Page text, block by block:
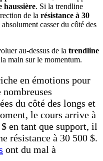
haussière. Si la trendline
de la résistance à 30
casser du côté des
au-dessus de la trendline
main sur le momentum.
en émotions pour
du côté des longs et
le cours arrive à
en tant que support, il
résistance à 30 500 $.
ont du mal à